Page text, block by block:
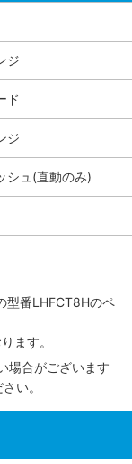
ジ
ド
ジ
シュ(直動のみ)
型番LHFCT8Hのペ
ます。
場合がございます
い。